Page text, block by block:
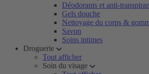
Déodorants et anti-
Gels douche
Nettoyage du corps &
Savon
Soins intimes
Droguerie
Tout afficher
Soin du visage